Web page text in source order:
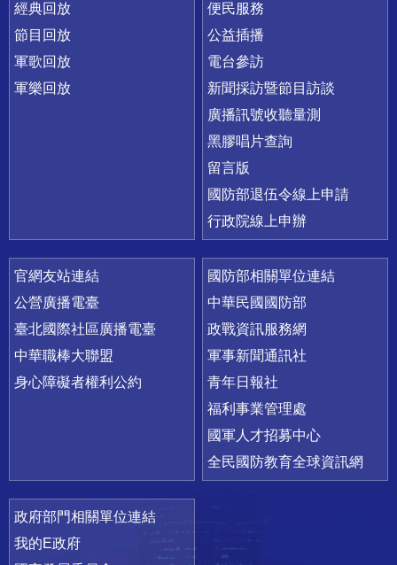
經典回放
節目回放
軍歌回放
軍樂回放
便民服務
公益插播
電台參訪
新聞採訪暨節目訪談
廣播訊號收聽量測
黑膠唱片查詢
留言版
國防部退伍令線上申請
行政院線上申辦
官網友站連結
公營廣播電臺
臺北國際社區廣播電臺
中華職棒大聯盟
身心障礙者權利公約
國防部相關單位連結
中華民國國防部
政戰資訊服務網
軍事新聞通訊社
青年日報社
福利事業管理處
國軍人才招募中心
全民國防教育全球資訊網
政府部門相關單位連結
我的E政府